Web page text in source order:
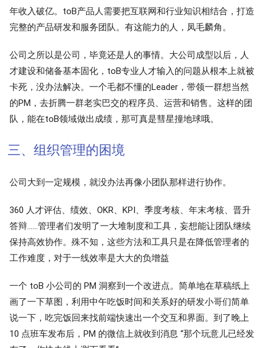
年收入破亿。toB产品人需要把互联网和行业知识相结合，打造
完整的产品研发和服务团队。有这能力的人，凤毛麟角。
公司之所以是公司，毕竟还是人的事情。大公司成型以后，人
才建设和储备基本固化，toB专业人才输入的问题从根本上就被
卡死，没办法解决。一个毛都不懂的Leader，带领一群想当然
的PM，去折腾一群老实巴交的程序员、运营和销售。这样的团
队，能在toB领域做出成绩，那可真是彗星撞地球哦。
三、组织管理的困境
公司大到一定规模，就没办法再像小团队那样进行协作。
360 人才评估、绩效、OKR、KPI、季度考核、年末考核、晋升
答辩……管理者们发明了一大堆制度和工具，妄想能让团队继续
保持高效协作。殊不知，这些方法和工具只是在降低管理者的
工作难度，对于一线效率是大大的负增益
一个 toB 小公司的 PM 洞察到一个改进点。简单地在草稿纸上
画了一下草图，利用中午吃饭时间和关系好的研发小哥们简单
说一下，吃完饭回来找前端快速出一个交互和界面。到了晚上
10 点班车发布后，PM 的微信上就收到消息 “那个玩意儿已经发